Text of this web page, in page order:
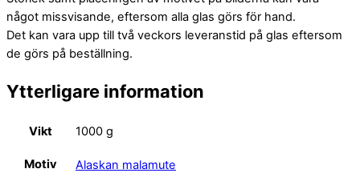
något missvisande, eftersom alla glas görs för hand.
Det kan vara upp till två veckors leveranstid på glas eftersom
de görs på beställning.
Ytterligare information
Vikt 1000 g
Motiv Alaskan malamute